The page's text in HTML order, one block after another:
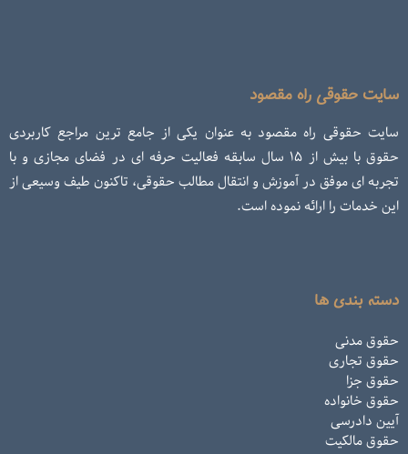
سایت حقوقی راه مقصود
سایت حقوقی راه مقصود به عنوان یکی از جامع ترین مراجع کاربردی
حقوق با بیش از ۱۵ سال سابقه فعالیت حرفه ای در فضای مجازی و با
تجربه ای موفق در آموزش و انتقال مطالب حقوقی، تاکنون طیف وسیعی از
این خدمات را ارائه نموده است.
دسته بندی ها
حقوق مدنی
حقوق تجاری
حقوق جزا
حقوق خانواده
آیین دادرسی
حقوق مالکیت